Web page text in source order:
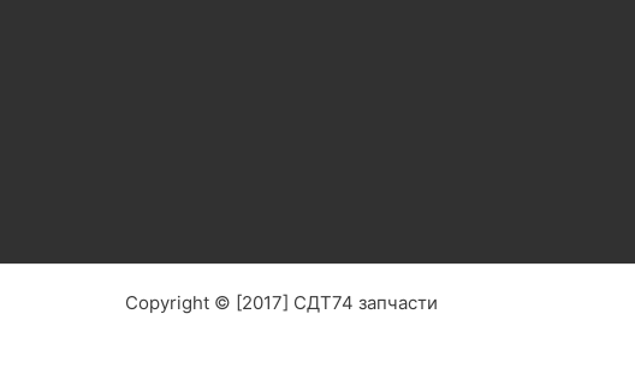
Copyright © [2017] СДТ74 запчасти